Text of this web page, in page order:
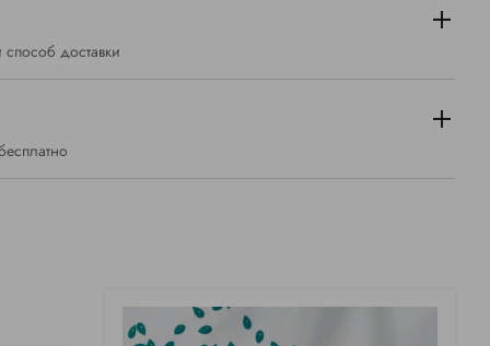
доставки